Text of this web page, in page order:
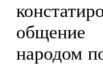
народом